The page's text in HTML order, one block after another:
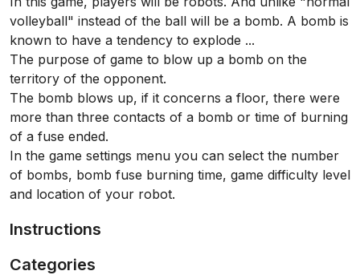
volleyball" instead of the ball will be a bomb. A bomb is
known to have a tendency to explode ...
The purpose of game to blow up a bomb on the
territory of the opponent.
The bomb blows up, if it concerns a floor, there were
more than three contacts of a bomb or time of burning
of a fuse ended.
In the game settings menu you can select the number
of bombs, bomb fuse burning time, game difficulty level
and location of your robot.
Instructions
Categories